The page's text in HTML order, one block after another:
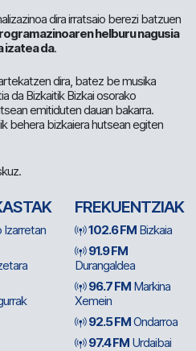
dira irratsaio berezi batzuen
helburu nagusia
izatea da.
dira, batez be musika
da Bizkaitik Bizkai osorako
emitiduten dauan bakarra.
behera bizkaiera hutsean egiten
Izarretan
FREKUENTZIAK
102.6 FM Bizkaia
91.9 FM
Durangaldea
96.7 FM Markina
Xemein
92.5 FMOndarroa
97.4 FM Urdaibai